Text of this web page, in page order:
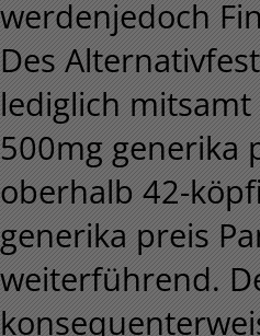
werdenjedoch
Des
lediglich
500mg generika
oberhalb 42-
generika preis
weiterführend.